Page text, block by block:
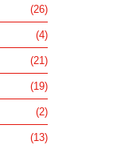
(26)
(4)
(21)
(19)
(2)
(13)